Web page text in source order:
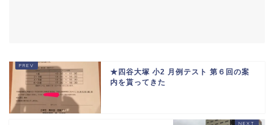
★四谷大塚 小2 月例テスト 第６回の案
内を貰ってきた